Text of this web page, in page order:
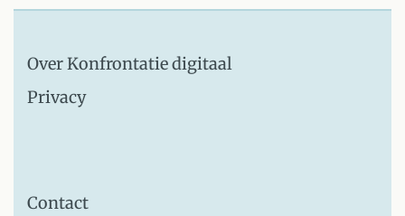
Over Konfrontatie digitaal
Privacy
Contact